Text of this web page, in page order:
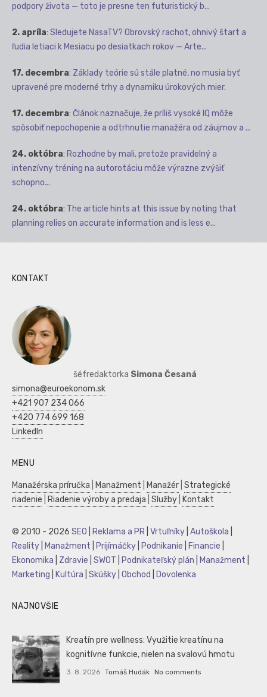
podpory života — toto je presne ten futuristický b...
2. apríla: Sledujete NasaTV? Obrovský rachot, ohnivý štart a
ľudia letiaci k Mesiacu po desiatkach rokov — Arte...
17. decembra: Základy teórie sú stále platné, no musia byť
upravené pre moderné trhy a dynamiku úrokových mier.
17. decembra: Článok naznačuje, že príliš vysoké IQ môže
spôsobiť nepochopenie a odtrhnutie manažéra od záujmov a ...
24. októbra: Rozhodne by mali, pretože pravidelný a
intenzívny tréning na autorotáciu môže výrazne zvýšiť
schopno...
24. októbra: The article hints at this issue by noting that
planning relies on accurate information and is less e...
KONTAKT
šéfredaktorka Simona Česaná
simona@euroekonom.sk
+421 907 234 066
+420 774 699 168
LinkedIn
MENU
Manažérska príručka Manažment Manažér Strategické
riadenie
Riadenie výroby a predaja Služby Kontakt
© 2010 - 2026 SEO Reklama a PR Vrtuľníky Autoškola
Reality
Manažment Prijímáčky Podnikanie Financie
Ekonomika
Zdravie SWOT Podnikateľský plán Manažment
Marketing
Kultúra Skúšky Obchod Dovolenka
NAJNOVŠIE
Kreatín pre wellness: Využitie kreatínu na
kognitívne funkcie, nielen na svalovú hmotu
3. 8. 2026 Tomáš Hudák No comments